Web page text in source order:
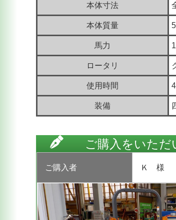
本体寸法
本体質量
馬力
ロータリ
使用時間
装備
ご購入をいただ
ご購入者 Ｋ 様